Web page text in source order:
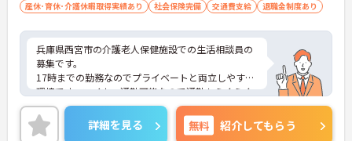
産休･育休･介護休暇取得実績あり
社会保険完備 交通費支給 退職金制度あり
兵庫県西宮市の介護老人保健施設での生活相談員の
募集です。
17時までの勤務なのでプライベートと両立しやすい
環境です。マイカー通勤可能なので通勤もらくらく
快適♪
ご興味のある方は、面接のポイントをお伝えします
のでお気軽にお問い合せください。
詳細を見る 無料 紹介してもらう